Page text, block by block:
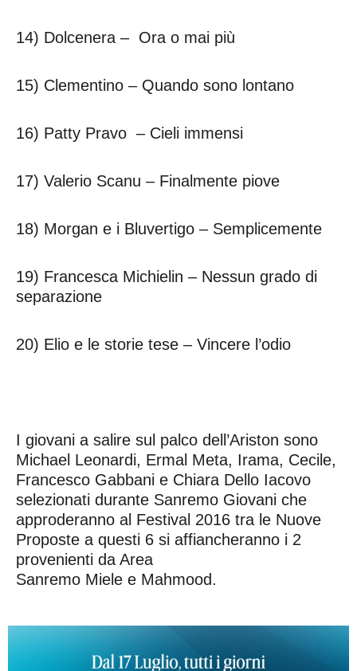
14) Dolcenera – Ora o mai più
15) Clementino – Quando sono lontano
16) Patty Pravo – Cieli immensi
17) Valerio Scanu – Finalmente piove
18) Morgan e i Bluvertigo – Semplicemente
19) Francesca Michielin – Nessun grado di
separazione
20) Elio e le storie tese – Vincere l’odio
I giovani a salire sul palco dell’Ariston sono
Michael Leonardi, Ermal Meta, Irama, Cecile,
Francesco Gabbani e Chiara Dello Iacovo
selezionati durante Sanremo Giovani che
approderanno al Festival 2016 tra le Nuove
Proposte a questi 6 si affiancheranno i 2
provenienti da Area
Sanremo Miele e Mahmood.